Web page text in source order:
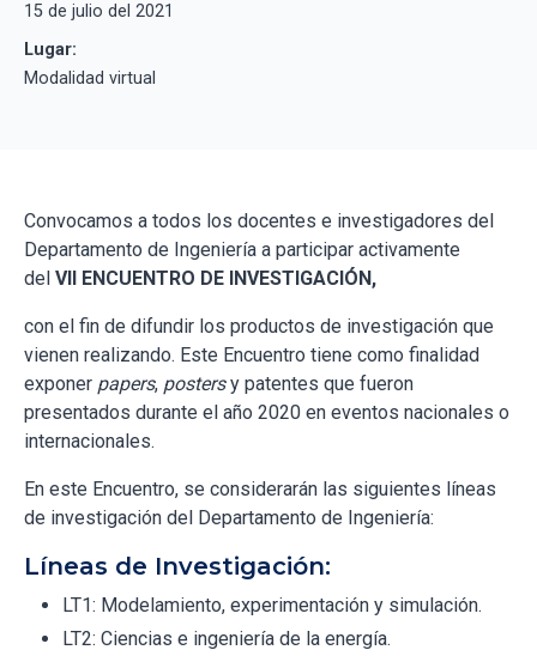
15 de julio del 2021
Lugar:
Modalidad virtual
Convocamos a todos los docentes e investigadores del
Departamento de Ingeniería a participar activamente
del VII ENCUENTRO DE INVESTIGACIÓN,
con el fin de difundir los productos de investigación que
vienen realizando. Este Encuentro tiene como finalidad
exponer papers, postersy patentes que fueron
presentados durante el año 2020 en eventos nacionales o
internacionales.
En este Encuentro, se considerarán las siguientes líneas
de investigación del Departamento de Ingeniería:
Líneas de Investigación:
LT1: Modelamiento, experimentación y simulación.
LT2: Ciencias e ingeniería de la energía.